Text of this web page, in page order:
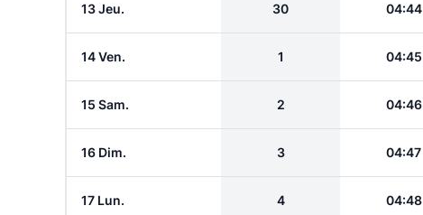
13 Jeu. 30 04:44
14 Ven. 1 04:45
15 Sam. 2 04:46
16 Dim. 3 04:47
17 Lun. 4 04:48